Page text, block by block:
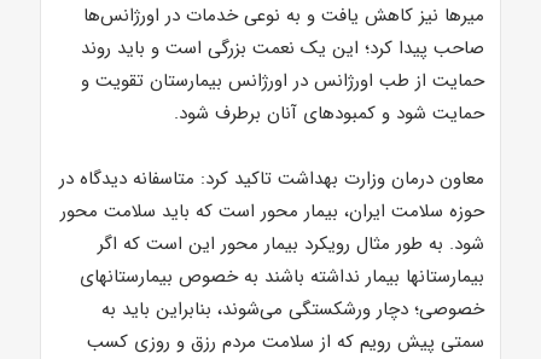
میرها نیز کاهش یافت و به نوعی خدمات در اورژانس‌ها
صاحب پیدا کرد؛ این یک نعمت بزرگی است و باید روند
حمایت از طب اورژانس در اورژانس بیمارستان تقویت و
حمایت شود و کمبودهای آنان برطرف شود.
معاون درمان وزارت بهداشت تاکید کرد: متاسفانه دیدگاه در
حوزه سلامت ایران، بیمار محور است که باید سلامت محور
شود. به طور مثال رویکرد بیمار محور این است که اگر
بیمارستانها بیمار نداشته باشند به خصوص بیمارستانهای
خصوصی؛ دچار ورشکستگی می‌شوند، بنابراین باید به
سمتی پیش رویم که از سلامت مردم رزق و روزی کسب